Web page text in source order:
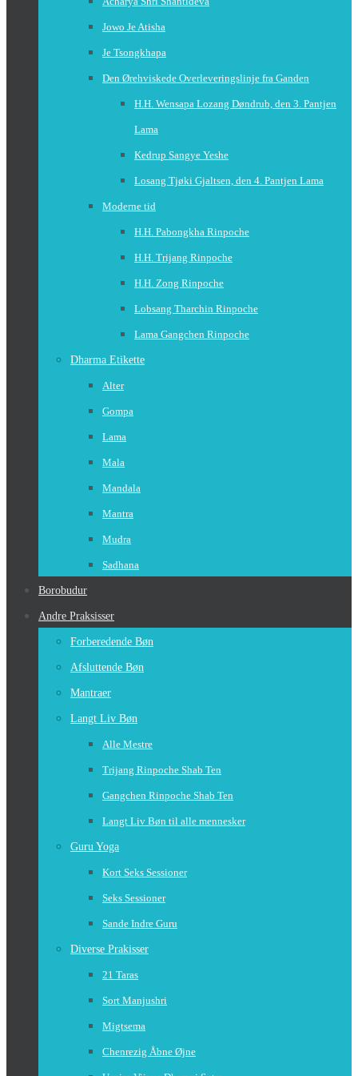
Jowo Je Atisha
Je Tsongkhapa
Den Ørehviskede Overleveringslinje fra Ganden
H.H. Wensapa Lozang Døndrub, den 3. Pantjen
Lama
Kedrup Sangye Yeshe
Losang Tjøki Gjaltsen, den 4. Pantjen Lama
Moderne tid
H.H. Pabongkha Rinpoche
H.H. Trijang Rinpoche
H.H. Zong Rinpoche
Lobsang Tharchin Rinpoche
Lama Gangchen Rinpoche
Dharma Etikette
Alter
Gompa
Lama
Mala
Mandala
Mantra
Mudra
Sadhana
Borobudur
Andre Praksisser
Forberedende Bøn
Afsluttende Bøn
Mantraer
Langt Liv Bøn
Alle Mestre
Trijang Rinpoche Shab Ten
Gangchen Rinpoche Shab Ten
Langt Liv Bøn til alle mennesker
Guru Yoga
Kort Seks Sessioner
Seks Sessioner
Sande Indre Guru
Diverse Prakisser
21 Taras
Sort Manjushri
Migtsema
Chenrezig Åbne Øjne